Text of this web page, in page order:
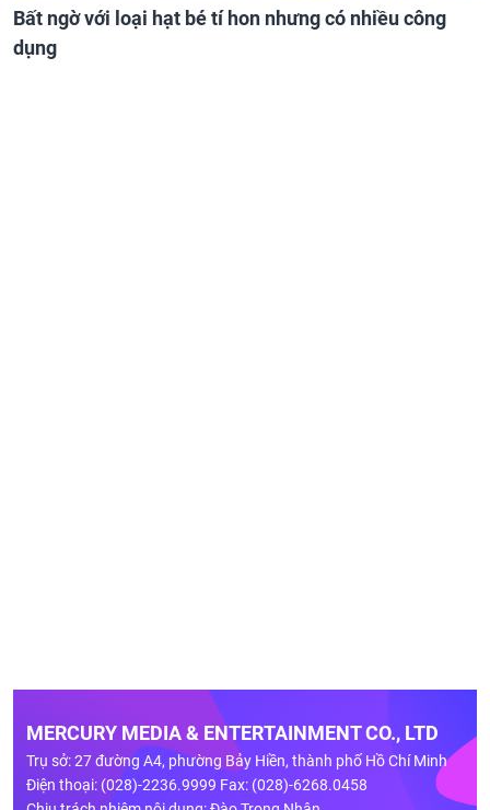
Bất ngờ với loại hạt bé tí hon nhưng có nhiều công
dụng
MERCURY MEDIA & ENTERTAINMENT CO., LTD
Trụ sở: 27 đường A4, phường Bảy Hiền, thành phố Hồ Chí Minh
Điện thoại: (028)-2236.9999 Fax: (028)-6268.0458